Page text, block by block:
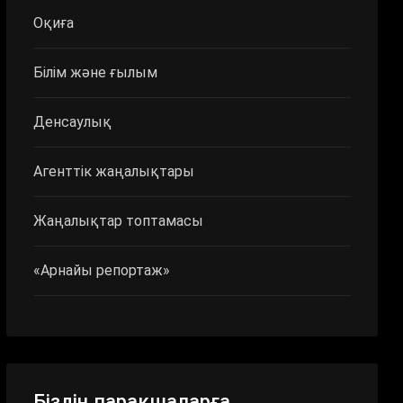
Оқиға
Білім және ғылым
Денсаулық
Агенттік жаңалықтары
Жаңалықтар топтамасы
«Арнайы репортаж»